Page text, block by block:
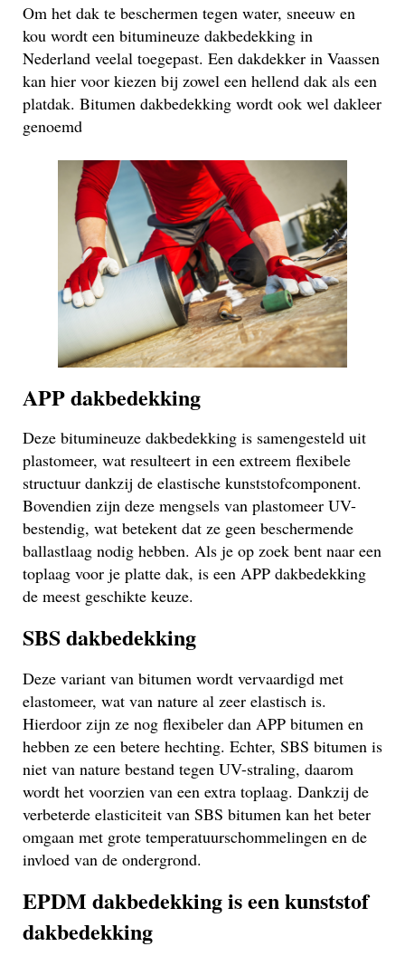
Om het dak te beschermen tegen water, sneeuw en
kou wordt een bitumineuze dakbedekking in
Nederland veelal toegepast. Een dakdekker in Vaassen
kan hier voor kiezen bij zowel een hellend dak als een
platdak. Bitumen dakbedekking wordt ook wel dakleer
genoemd
APP dakbedekking
Deze bitumineuze dakbedekking is samengesteld uit
plastomeer, wat resulteert in een extreem flexibele
structuur dankzij de elastische kunststofcomponent.
Bovendien zijn deze mengsels van plastomeer UV-
bestendig, wat betekent dat ze geen beschermende
ballastlaag nodig hebben. Als je op zoek bent naar een
toplaag voor je platte dak, is een APP dakbedekking
de meest geschikte keuze.
SBS dakbedekking
Deze variant van bitumen wordt vervaardigd met
elastomeer, wat van nature al zeer elastisch is.
Hierdoor zijn ze nog flexibeler dan APP bitumen en
hebben ze een betere hechting. Echter, SBS bitumen is
niet van nature bestand tegen UV-straling, daarom
wordt het voorzien van een extra toplaag. Dankzij de
verbeterde elasticiteit van SBS bitumen kan het beter
omgaan met grote temperatuurschommelingen en de
invloed van de ondergrond.
EPDM dakbedekking is een kunststof
dakbedekking